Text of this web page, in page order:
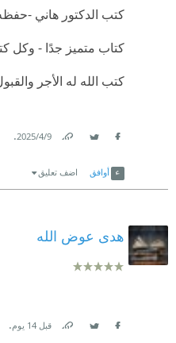
كتب الدكتور هاني -حفظه
كتاب متميز جدًا - وكل
كتب الله له الأجر
9‏/4‏/2025
.
أوافق اضف تعليق
هدى عوض الله
قبل 14 يوم .